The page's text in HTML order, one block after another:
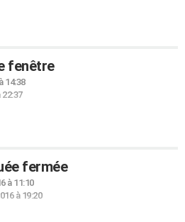
fenêtre
14:38
22:37
fermée
à 11:10
à 19:20